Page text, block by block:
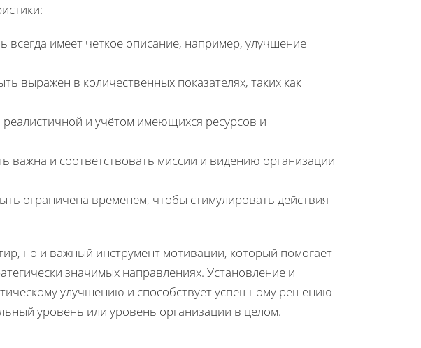
всегда имеет четкое описание, например, улучшение
выражен в количественных показателях, таких как
и учётом имеющихся ресурсов и
важна и соответствовать миссии и видению организации
ограничена временем, чтобы стимулировать действия
но и важный инструмент мотивации, который помогает
значимых направлениях. Установление и
улучшению и способствует успешному решению
уровень или уровень организации в целом.